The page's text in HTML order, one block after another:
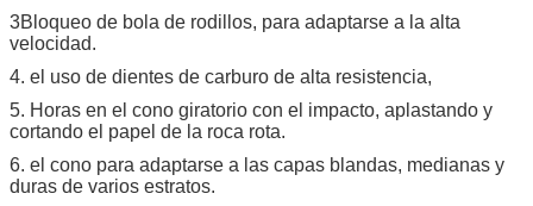
3Bloqueo de bola de rodillos, para adaptarse a la alta
velocidad.
4. el uso de dientes de carburo de alta resistencia,
5. Horas en el cono giratorio con el impacto, aplastando y
cortando el papel de la roca rota.
6. el cono para adaptarse a las capas blandas, medianas y
duras de varios estratos.